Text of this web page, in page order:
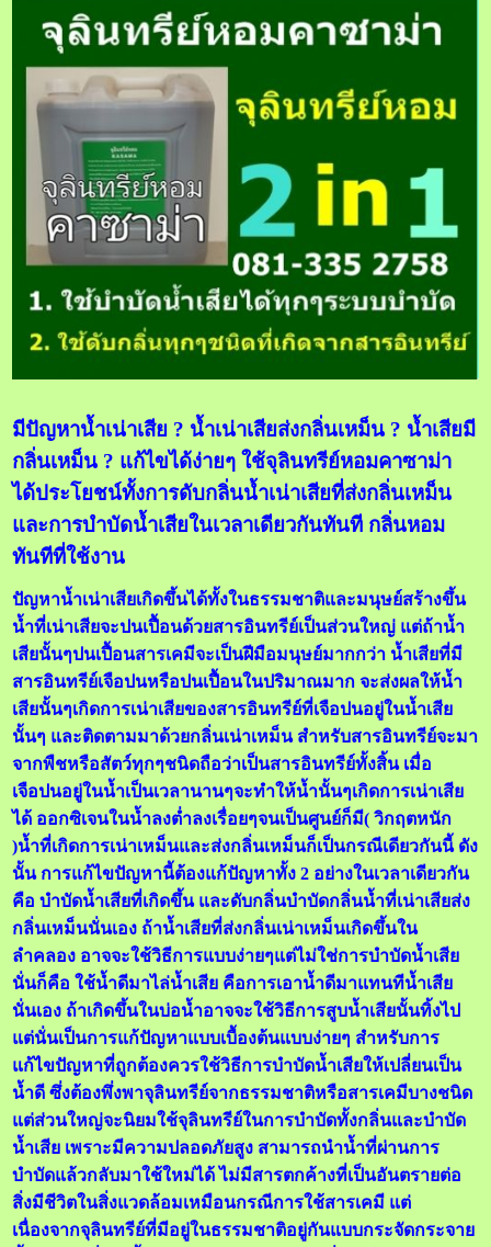
มีปัญหาน้ำเน่าเสีย ? น้ำเน่าเสียส่งกลิ่นเหม็น ? น้ำเสียมี
กลิ่นเหม็น ? แก้ไขได้ง่ายๆ ใช้จุลินทรีย์หอมคาซาม่า
ได้ประโยชน์ทั้งการดับกลิ่นน้ำเน่าเสียที่ส่งกลิ่นเหม็น
และการบำบัดน้ำเสียในเวลาเดียวกันทันที กลิ่นหอม
ทันทีที่ใช้งาน
ปัญหาน้ำเน่าเสียเกิดขึ้นได้ทั้งในธรรมชาติและมนุษย์สร้างขึ้น
น้ำที่เน่าเสียจะปนเปื้อนด้วยสารอินทรีย์เป็นส่วนใหญ่ แต่ถ้าน้ำ
เสียนั้นๆปนเปื้อนสารเคมีจะเป็นฝีมือมนุษย์มากกว่า น้ำเสียที่มี
สารอินทรีย์เจือปนหรือปนเปื้อนในปริมาณมาก จะส่งผลให้น้ำ
เสียนั้นๆเกิดการเน่าเสียของสารอินทรีย์ที่เจือปนอยู่ในน้ำเสีย
นั้นๆ และติดตามมาด้วยกลิ่นเน่าเหม็น สำหรับสารอินทรีย์จะมา
จากพืชหรือสัตว์ทุกๆชนิดถือว่าเป็นสารอินทรีย์ทั้งสิ้น เมื่อ
เจือปนอยู่ในน้ำเป็นเวลานานๆจะทำให้น้ำนั้นๆเกิดการเน่าเสีย
ได้ ออกซิเจนในน้ำลงต่ำลงเรื่อยๆจนเป็นศูนย์ก็มี( วิกฤตหนัก
)น้ำที่เกิดการเน่าเหม็นและส่งกลิ่นเหม็นก็เป็นกรณีเดียวกันนี้ ดัง
นั้น การแก้ไขปัญหานี้ต้องแก้ปัญหาทั้ง 2 อย่างในเวลาเดียวกัน
คือ บำบัดน้ำเสียที่เกิดขึ้น และดับกลิ่นบำบัดกลิ่นน้ำที่เน่าเสียส่ง
กลิ่นเหม็นนั่นเอง ถ้าน้ำเสียที่ส่งกลิ่นเน่าเหม็นเกิดขึ้นใน
ลำคลอง อาจจะใช้วิธีการแบบง่ายๆแต่ไม่ใช่การบำบัดน้ำเสีย
นั่นก็คือ ใช้น้ำดีมาไล่น้ำเสีย คือการเอาน้ำดีมาแทนทีน้ำเสีย
นั่นเอง ถ้าเกิดขึ้นในบ่อน้ำอาจจะใช้วิธีการสูบน้ำเสียนั้นทิ้งไป
แต่นั่นเป็นการแก้ปัญหาแบบเบื้องต้นแบบง่ายๆ สำหรับการ
แก้ไขปัญหาที่ถูกต้องควรใช้วิธีการบำบัดน้ำเสียให้เปลี่ยนเป็น
น้ำดี ซึ่งต้องพึ่งพาจุลินทรีย์จากธรรมชาติหรือสารเคมีบางชนิด
แต่ส่วนใหญ่จะนิยมใช้จุลินทรีย์ในการบำบัดทั้งกลิ่นและบำบัด
น้ำเสีย เพราะมีความปลอดภัยสูง สามารถนำน้ำที่ผ่านการ
บำบัดแล้วกลับมาใช้ใหม่ได้ ไม่มีสารตกค้างที่เป็นอันตรายต่อ
สิ่งมีชีวิตในสิ่งแวดล้อมเหมือนกรณีการใช้สารเคมี แต่
เนื่องจากจุลินทรีย์ที่มีอยู่ในธรรมชาติอยู่กันแบบกระจัดกระจาย